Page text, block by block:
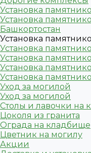
Установка
Установка
Башкортостан
Установка
Установка
Установка
Установка
Установка
Уход за могилой
Уход за могилой
Столы и лавочки на
Цоколя из гранита
Ограда на кладбище
Цветник на могилу
Акции